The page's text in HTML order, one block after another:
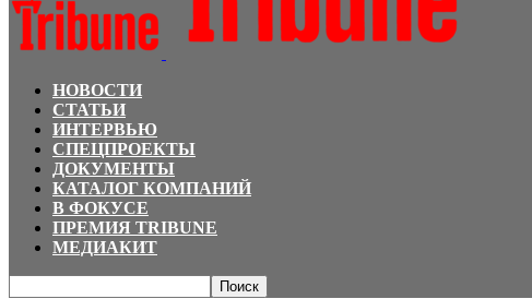
НОВОСТИ
СТАТЬИ
ИНТЕРВЬЮ
СПЕЦПРОЕКТЫ
ДОКУМЕНТЫ
КАТАЛОГ КОМПАНИЙ
В ФОКУСЕ
ПРЕМИЯ TRIBUNE
МЕДИАКИТ